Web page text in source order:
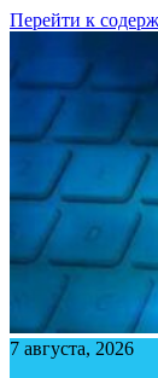
Перейти к
7 августа, 2026